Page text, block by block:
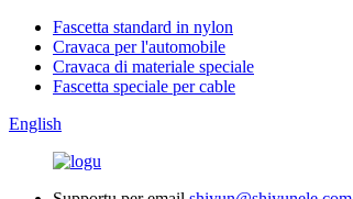
Fascetta standard in nylon
Cravaca per l'automobile
Cravaca di materiale speciale
Fascetta speciale per cable
English